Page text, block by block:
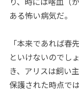
ある怖い病気だ。
「本来であれば春
といけないのでし
き、アリスは飼い
保護された時点で